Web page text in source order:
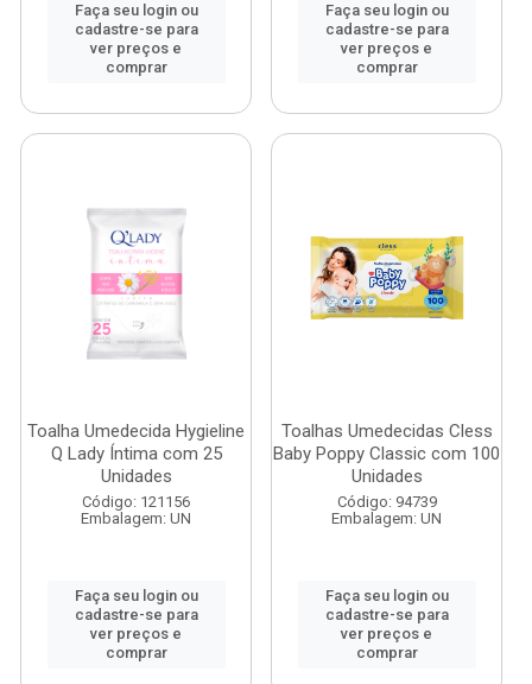
Faça seu login ou
cadastre-se para
ver preços e
comprar
Faça seu login ou
cadastre-se para
ver preços e
comprar
Toalha Umedecida Hygieline
Q Lady Íntima com 25
Unidades
Código: 121156
Embalagem: UN
Faça seu login ou
cadastre-se para
ver preços e
comprar
Toalhas Umedecidas Cless
Baby Poppy Classic com 100
Unidades
Código: 94739
Embalagem: UN
Faça seu login ou
cadastre-se para
ver preços e
comprar